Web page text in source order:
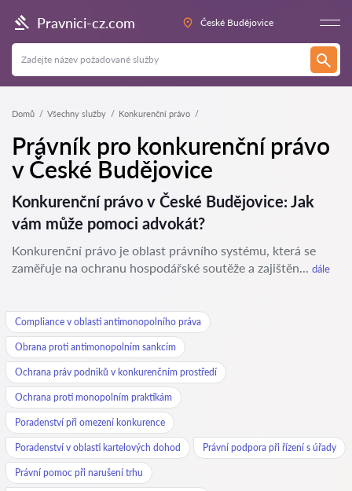
Pravnici-cz.com České Budějovice
Domů Všechny služby Konkurenční právo
Právník pro konkurenční právo
v České Budějovice
Konkurenční právo v České Budějovice: Jak
vám může pomoci advokát?
Konkurenční právo je oblast právního systému, která se
zaměřuje na ochranu hospodářské soutěže a zajištěn... dále
Compliance v oblasti antimonopolního práva
Obrana proti antimonopolním sankcím
Ochrana práv podniků v konkurenčním prostředí
Ochrana proti monopolním praktikám
Poradenství při omezení konkurence
Poradenství v oblasti kartelových dohod Právní podpora při řízení s úřady
Právní pomoc při narušení trhu